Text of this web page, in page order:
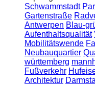
Schwammstadt
Gartenstraße
Antwerpen Blau-
Aufenthaltsqualität
Mobilitätswende
Neubauquartier
württemberg
Fußverkehr
Architektur